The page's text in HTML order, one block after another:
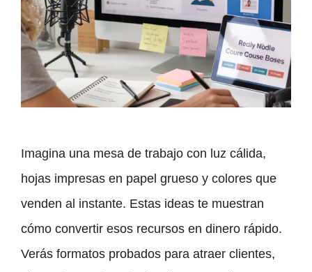
Imagina una mesa de trabajo con luz cálida,
hojas impresas en papel grueso y colores que
venden al instante. Estas ideas te muestran
cómo convertir esos recursos en dinero rápido.
Verás formatos probados para atraer clientes,